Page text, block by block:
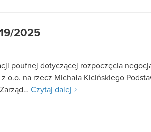
2025
poufnej dotyczącej rozpoczęcia
o.o. na rzecz Michała Kicińskiego
Czytaj dalej